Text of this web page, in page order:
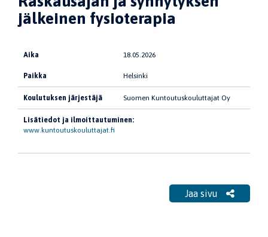
jälkeinen fysioterapia
Aika 18.05.2026
Paikka Helsinki
Koulutuksen järjestäjä Suomen Kuntoutuskouluttajat Oy
Lisätiedot ja ilmoittautuminen:
www.kuntoutuskouluttajat.fi
Jaa sivu